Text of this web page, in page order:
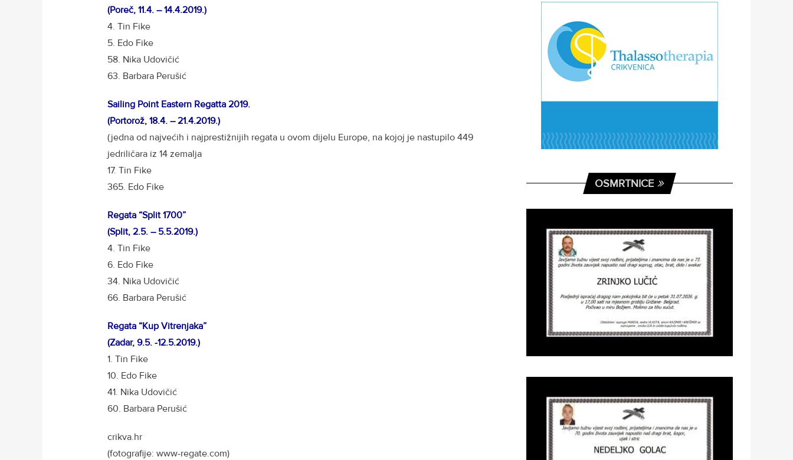
(Poreč, 11.4. – 14.4.2019.)
4. Tin Fike
5. Edo Fike
58. Nika Udovičić
63. Barbara Perušić
Sailing Point Eastern Regatta 2019.
(Portorož, 18.4. – 21.4.2019.)
(jedna od najvećih i najprestižnijih regata u ovom dijelu Europe, na kojoj je nastupilo 449
jedriličara iz 14 zemalja
17. Tin Fike
365. Edo Fike
Regata “Split 1700”
(Split, 2.5. – 5.5.2019.)
4. Tin Fike
6. Edo Fike
34. Nika Udovičić
66. Barbara Perušić
Regata “Kup Vitrenjaka”
(Zadar, 9.5. -12.5.2019.)
1. Tin Fike
10. Edo Fike
41. Nika Udovičić
60. Barbara Perušić
crikva.hr
(fotografije: www-regate.com)
OSMRTNICE